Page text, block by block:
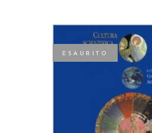
ESAURITO